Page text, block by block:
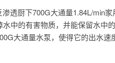
透厨下700G大通量1.84L/min
中的有害物质，并能保留水中
大通量水泵，使得它的出水速